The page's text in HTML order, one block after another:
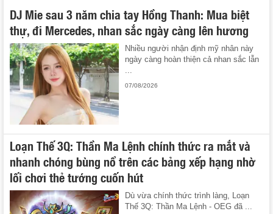
DJ Mie sau 3 năm chia tay Hồng Thanh: Mua biệt
thự, đi Mercedes, nhan sắc ngày càng lên hương
Nhiều người nhận định mỹ nhân này
ngày càng hoàn thiện cả nhan sắc lẫn
07/08/2026
Loạn Thế 3Q: Thần Ma Lệnh chính thức ra mắt và
nhanh chóng bùng nổ trên các bảng xếp hạng nhờ
lối chơi thẻ tướng cuốn hút
Dù vừa chính thức trình làng, Loạn
Thế 3Q: Thần Ma Lệnh - OEG đã ...